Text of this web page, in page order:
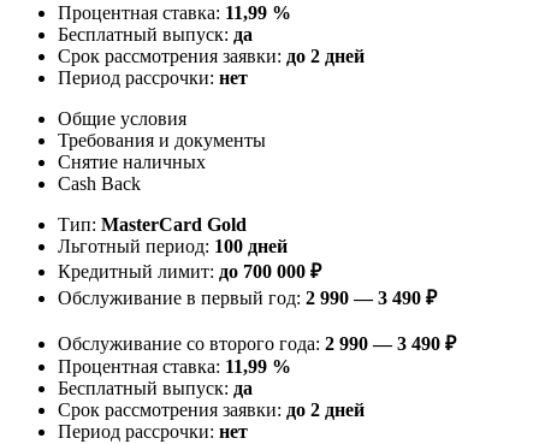
Процентная ставка: 11,99 %
Бесплатный выпуск: да
Срок рассмотрения заявки: до 2 дней
Период рассрочки: нет
Общие условия
Требования и документы
Снятие наличных
Cash Back
Тип: MasterСard Gold
Льготный период: 100 дней
Кредитный лимит: до 700 000 ₽
Обслуживание в первый год: 2 990 — 3 490 ₽
Обслуживание со второго года: 2 990 — 3 490 ₽
Процентная ставка: 11,99 %
Бесплатный выпуск: да
Срок рассмотрения заявки: до 2 дней
Период рассрочки: нет